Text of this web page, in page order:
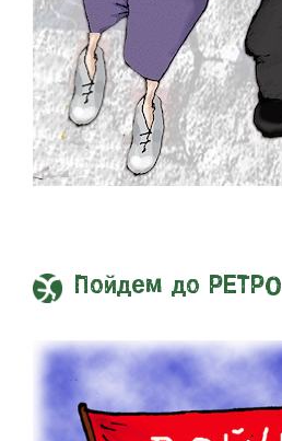
Пойдем до РЕТРО